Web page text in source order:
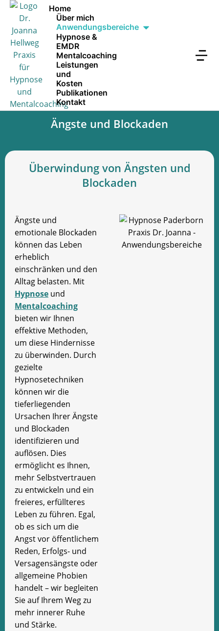
Home
Über mich
Anwendungsbereiche
Hypnose &
EMDR
Mentalcoaching
Leistungen
und
Kosten
Publikationen
Kontakt
Ängste und Blockaden
Überwindung von Ängsten und
Blockaden
Ängste und
emotionale Blockaden
können das Leben
erheblich
einschränken und den
Alltag belasten. Mit
Hypnose und
Mentalcoaching
bieten wir Ihnen
effektive Methoden,
um diese Hindernisse
zu überwinden. Durch
gezielte
Hypnosetechniken
können wir die
tieferliegenden
Ursachen Ihrer Ängste
und Blockaden
identifizieren und
auflösen. Dies
ermöglicht es Ihnen,
mehr Selbstvertrauen
zu entwickeln und ein
freieres, erfüllteres
Leben zu führen. Egal,
ob es sich um die
Angst vor öffentlichem
Reden, Erfolgs- und
Versagensängste oder
allgemeine Phobien
handelt – wir begleiten
Sie auf Ihrem Weg zu
mehr innerer Ruhe
und Stärke.